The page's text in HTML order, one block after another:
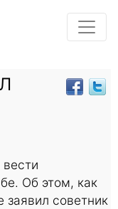
Об этом, как
заявил советник